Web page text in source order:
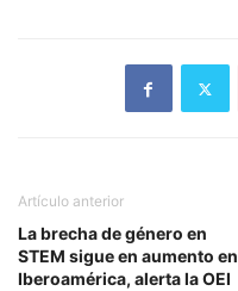
Artículo anterior
La brecha de género en
STEM sigue en aumento en
Iberoamérica, alerta la OEI